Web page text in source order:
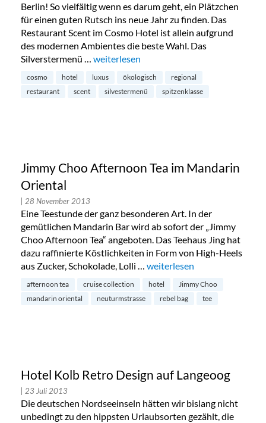
Berlin! So vielfältig wenn es darum geht, ein Plätzchen
für einen guten Rutsch ins neue Jahr zu finden. Das
Restaurant Scent im Cosmo Hotel ist allein aufgrund
des modernen Ambientes die beste Wahl. Das
Silverstermenü … „Silvesternacht im Restaurant Scent im
weiterlesen
cosmo hotel luxus ökologisch
regional
restaurant
scent silvestermenü spitzenklasse
Jimmy Choo Afternoon Tea im Mandarin
Oriental
| 28 November 2013
Eine Teestunde der ganz besonderen Art. In der
gemütlichen Mandarin Bar wird ab sofort der „Jimmy
Choo Afternoon Tea“ angeboten. Das Teehaus Jing hat
dazu raffinierte Köstlichkeiten in Form von High-Heels
aus Zucker, Schokolade, Lolli … „Jimmy Choo Afternoon
weiterlesen
afternoon tea cruise collection hotel
Jimmy Choo
mandarin oriental
neuturmstrasse rebel bag tee
Hotel Kolb Retro Design auf Langeoog
| 23 Juli 2013
Die deutschen Nordseeinseln hätten wir bislang nicht
unbedingt zu den hippsten Urlaubsorten gezählt, die